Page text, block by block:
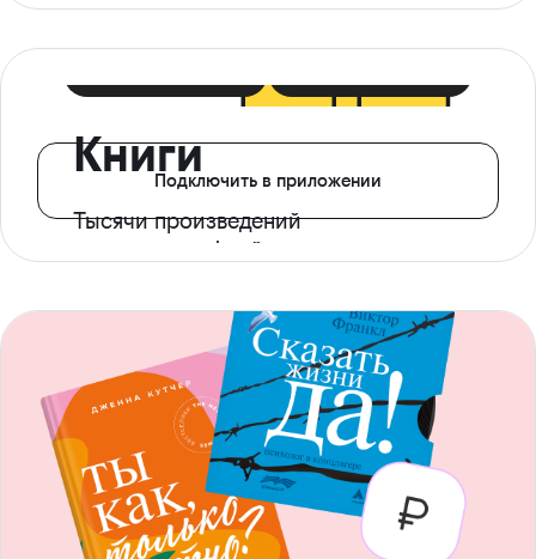
Книги
Тысячи произведений
с доступом офлайн
Подключить в приложении